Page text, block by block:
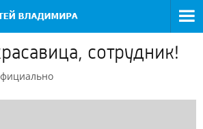
сотрудник!